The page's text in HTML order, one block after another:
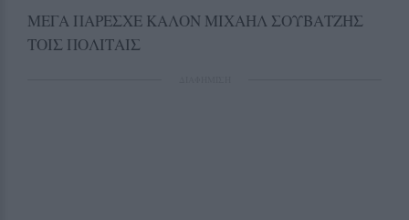
ΜΕΓΑ ΠΑΡΕΣΧΕ ΚΑΛΟΝ ΜΙΧΑΗΛ ΣΟΥΒΑΤΖΗΣ
ΤΟΙΣ ΠΟΛΙΤΑΙΣ